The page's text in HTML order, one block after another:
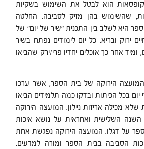
הוא לבטל את השימוש בשקיות
שהשימוש בהן מזיק לסביבה. החלטה
היא לשלב בין התכנית "שיר של יום" של
ירוק ובריא. כל יום לימודים נפתח בשיר
אחר כך אוכלים יחדיו פרי/ירק שהביאו
המועצה הירוקה של בית הספר, אשר ערכו
בכל הכיתות ובדקו כמה תלמידים הביאו
מכילה אריזות ניילון. המועצה הירוקה
השלישית ואחראית על נושא איכות
על דגלו. המועצה הירוקה נפגשת אחת
הסביבה בבית הספר ומורה למדעים.